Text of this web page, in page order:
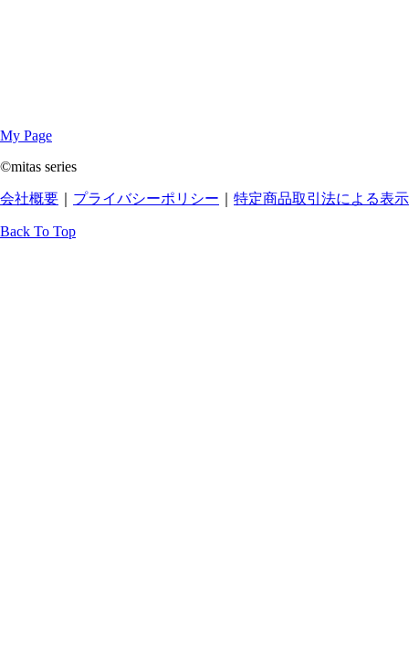
My Page
©mitas series
会社概要 プライバシーポリシー 特定商品取引法による表示
Back To Top